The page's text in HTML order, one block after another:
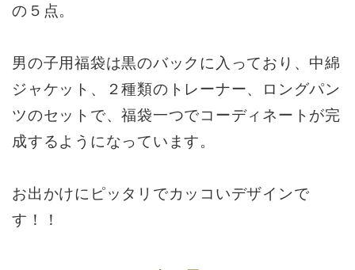
の５点。
男の子用福袋は黒のバックに入っており、中綿
ジャケット、２種類のトレーナー、ロングパン
ツのセットで、福袋一つでコーディネートが完
成するようになっています。
お出かけにピッタリでカッコいデザインで
す！！